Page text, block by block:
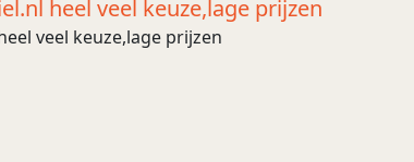
heel veel keuze,lage prijzen
veel keuze,lage prijzen